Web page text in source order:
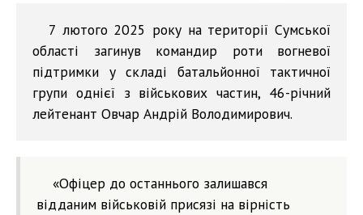
7 лютого 2025 року на території Сумської
області загинув командир роти вогневої
підтримки у складі батальйонної тактичної
групи однієї з військових частин, 46-річний
лейтенант Овчар Андрій Володимирович.
«Офіцер до останнього залишався
відданим військовій присязі на вірність